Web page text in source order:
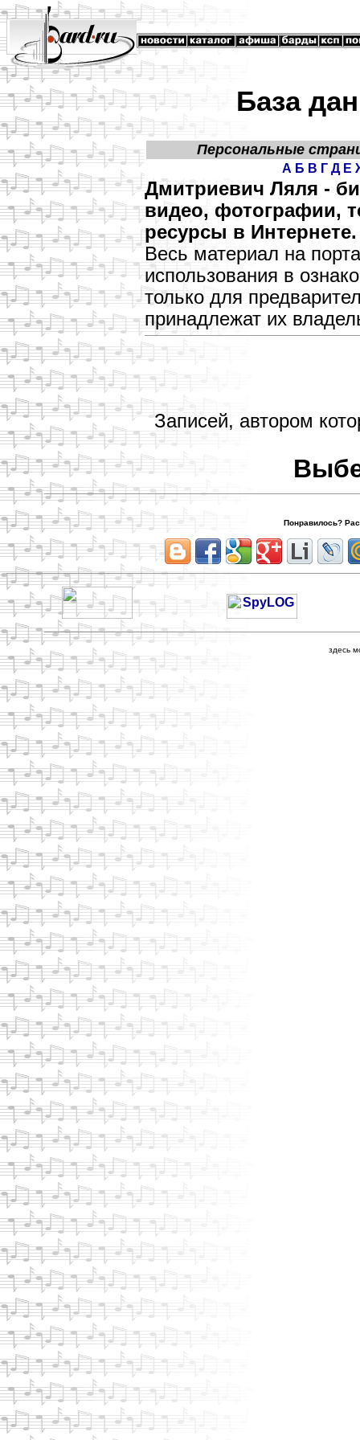
База
Персональные
А Б В Г Д Е
Дмитриевич Ляля -
видео, фотографии,
ресурсы в Интернете.
Весь материал на
использования в
только для
принадлежат их
Записей, автором
Понравилось?
здесь